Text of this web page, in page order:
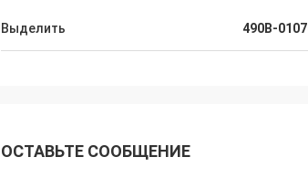
Выделить 490B-
ОСТАВЬТЕ СООБЩЕНИЕ